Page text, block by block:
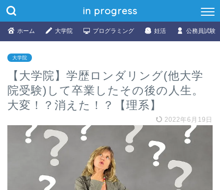
in progress
ホーム 大学院 プログラミング 妊活 公務員試験
大学院
【大学院】学歴ロンダリング(他大学
院受験)して卒業したその後の人生。
大変！？消えた！？【理系】
2022年6月19日